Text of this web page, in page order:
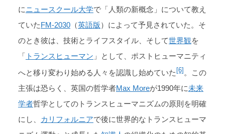
にニュースクール大学で「人類の新概念」について教え
ていたFM-2030 （英語版）によって予見されていた。そ
のとき彼は、技術とライフスタイル、そして世界観 を
「 トランスヒューマン 」として、ポストヒューマニティ
へと移り変わり始める人々を認識し始めていた [6] 。この
主張は恐らく、英国の哲学者Max Moreが1990年に未来
学者哲学としてのトランスヒューマニズムの原則を明確
にし、
カリフォルニアで後に世界的なトランスヒューマ